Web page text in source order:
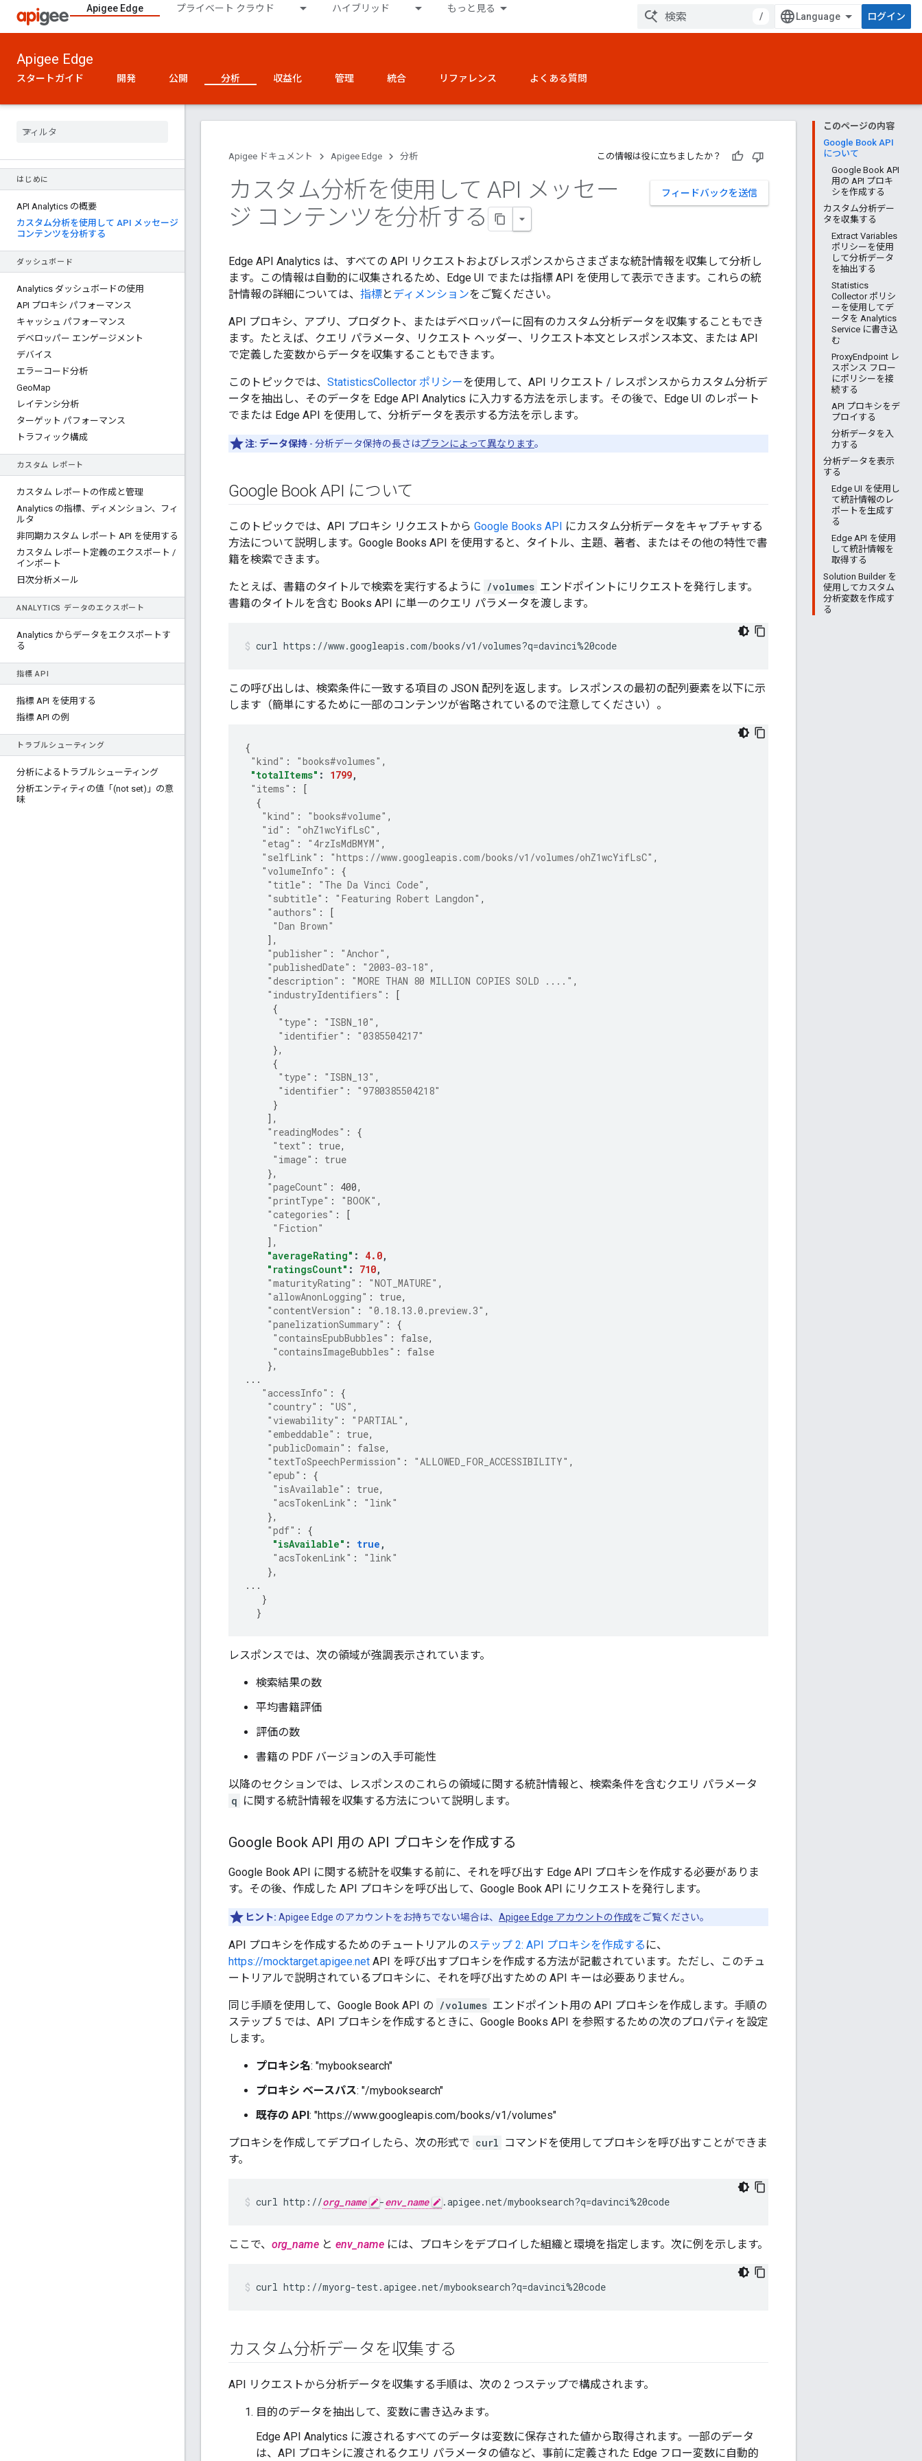
Apigee Edge プライベート クラウド ハイブリッド もっと見る
/ ログイン
Apigee Edge
スタートガイド 開発 公開 分析 収益化 管理 統合 リファレンス よくある質問
はじめに
API Analytics の概要
カスタム分析を使用して API メッセージ
コンテンツを分析する
ダッシュボード
Analytics ダッシュボードの使用
API プロキシ パフォーマンス
キャッシュ パフォーマンス
デベロッパー エンゲージメント
デバイス
エラーコード分析
GeoMap
レイテンシ分析
ターゲット パフォーマンス
トラフィック構成
カスタム レポート
カスタム レポートの作成と管理
Analytics の指標、ディメンション、フィ
ルタ
非同期カスタム レポート API を使用する
カスタム レポート定義のエクスポート /
インポート
日次分析メール
ANALYTICS データのエクスポート
Analytics からデータをエクスポートす
る
指標 API
指標 API を使用する
指標 API の例
トラブルシューティング
分析によるトラブルシューティング
分析エンティティの値「(not set)」の意
味
このページの内容
Google Book API
について
Google Book API
用の API プロキ
シを作成する
カスタム分析デー
タを収集する
Extract Variables
ポリシーを使用
して分析データ
を抽出する
Statistics
Collector ポリシ
ーを使用してデ
ータを Analytics
Service に書き込
む
ProxyEndpoint レ
スポンス フロー
にポリシーを接
続する
API プロキシをデ
プロイする
分析データを入
力する
分析データを表示
する
Edge UI を使用し
て統計情報のレ
ポートを生成す
る
Edge API を使用
して統計情報を
取得する
Solution Builder を
使用してカスタム
分析変数を作成す
る
Apigee ドキュメント Apigee Edge 分析 この情報は役に立ちましたか？
フィードバックを送信
カスタム分析を使用して API メッセー
ジ コンテンツを分析する
Edge API Analytics は、すべての API リクエストおよびレスポンスからさまざまな統計情報を収集して分析し
ます。この情報は自動的に収集されるため、Edge UI でまたは指標 API を使用して表示できます。これらの統
計情報の詳細については、 指標と ディメンションをご覧ください。
API プロキシ、アプリ、プロダクト、またはデベロッパーに固有のカスタム分析データを収集することもでき
ます。たとえば、クエリ パラメータ、リクエスト ヘッダー、リクエスト本文とレスポンス本文、または API
で定義した変数からデータを収集することもできます。
このトピックでは、 StatisticsCollector ポリシーを使用して、API リクエスト / レスポンスからカスタム分析デ
ータを抽出し、そのデータを Edge API Analytics に入力する方法を示します。その後で、Edge UI のレポート
でまたは Edge API を使用して、分析データを表示する方法を示します。
注: データ保持 - 分析データ保持の長さはプランによって異なります。
Google Book API について
このトピックでは、API プロキシ リクエストから Google Books API にカスタム分析データをキャプチャする
方法について説明します。Google Books API を使用すると、タイトル、主題、著者、またはその他の特性で書
籍を検索できます。
たとえば、書籍のタイトルで検索を実行するように /volumes エンドポイントにリクエストを発行します。
書籍のタイトルを含む Books API に単一のクエリ パラメータを渡します。
curl https://www.googleapis.com/books/v1/volumes?q=davinci%20code
この呼び出しは、検索条件に一致する項目の JSON 配列を返します。レスポンスの最初の配列要素を以下に示
します（簡単にするために一部のコンテンツが省略されているので注意してください）。
{
"kind" : "books#volumes" ,
"totalItems" : 1799,
"items" :
[
{
"kind" : "books#volume" ,
"id" : "ohZ1wcYifLsC" ,
"etag" : "4rzIsMdBMYM" ,
"selfLink" : "https://www.googleapis.com/books/v1/volumes/ohZ1wcYifLsC" ,
"volumeInfo" :
{
"title" : "The Da Vinci Code" ,
"subtitle" : "Featuring Robert Langdon" ,
"authors" :
[
"Dan Brown"
],
"publisher" : "Anchor" ,
"publishedDate" : "2003-03-18" ,
"description" : "MORE THAN 80 MILLION COPIES SOLD ...." ,
"industryIdentifiers" :
[
{
"type" : "ISBN_10" ,
"identifier" :
"0385504217"
},
{
"type" : "ISBN_13" ,
"identifier" :
"9780385504218"
}
],
"readingModes" :
{
"text" : true,
"image" :
true
},
"pageCount" : 400,
"printType" : "BOOK" ,
"categories" :
[
"Fiction"
],
"averageRating" : 4.0,
"ratingsCount" : 710,
"maturityRating" : "NOT_MATURE" ,
"allowAnonLogging" : true,
"contentVersion" : "0.18.13.0.preview.3" ,
"panelizationSummary" :
{
"containsEpubBubbles" : false,
"containsImageBubbles" :
false
},
...
"accessInfo" :
{
"country" : "US" ,
"viewability" : "PARTIAL" ,
"embeddable" : true,
"publicDomain" : false,
"textToSpeechPermission" : "ALLOWED_FOR_ACCESSIBILITY" ,
"epub" :
{
"isAvailable" : true,
"acsTokenLink" :
"link"
},
"pdf" :
{
"isAvailable" : true ,
"acsTokenLink" :
"link"
},
...
}
}
レスポンスでは、次の領域が強調表示されています。
検索結果の数
平均書籍評価
評価の数
書籍の PDF バージョンの入手可能性
以降のセクションでは、レスポンスのこれらの領域に関する統計情報と、検索条件を含むクエリ パラメータ
q に関する統計情報を収集する方法について説明します。
Google Book API 用の API プロキシを作成する
Google Book API に関する統計を収集する前に、それを呼び出す Edge API プロキシを作成する必要がありま
す。その後、作成した API プロキシを呼び出して、Google Book API にリクエストを発行します。
ヒント: Apigee Edge のアカウントをお持ちでない場合は、 Apigee Edge アカウントの作成をご覧ください。
API プロキシを作成するためのチュートリアルのステップ 2: API プロキシを作成する に、
https://mocktarget.apigee.net API を呼び出すプロキシを作成する方法が記載されています。ただし、このチュ
ートリアルで説明されているプロキシに、それを呼び出すための API キーは必要ありません。
同じ手順を使用して、Google Book API の /volumes エンドポイント用の API プロキシを作成します。手順の
ステップ 5 では、API プロキシを作成するときに、Google Books API を参照するための次のプロパティを設定
します。
プロキシ名: "mybooksearch"
プロキシ ベースパス: "/mybooksearch"
既存の API: "https://www.googleapis.com/books/v1/volumes"
プロキシを作成してデプロイしたら、次の形式で curl コマンドを使用してプロキシを呼び出すことができま
す。
curl http://org_name -env_name .apigee.net/mybooksearch?q=davinci%20code
ここで、 org_name と env_name には、プロキシをデプロイした組織と環境を指定します。次に例を示します。
curl http://myorg-test.apigee.net/mybooksearch?q=davinci%20code
カスタム分析データを収集する
API リクエストから分析データを収集する手順は、次の 2 つステップで構成されます。
目的のデータを抽出して、変数に書き込みます。
Edge API Analytics に渡されるすべてのデータは変数に保存された値から取得されます。一部のデータ
は、API プロキシに渡されるクエリ パラメータの値など、事前に定義された Edge フロー変数に自動的